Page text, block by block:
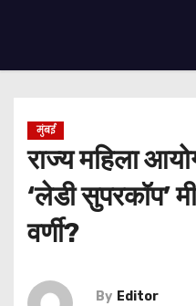
मुंबई
राज्य महिला
‘लेडी सुपरकॉप’
वर्णी?
By Editor